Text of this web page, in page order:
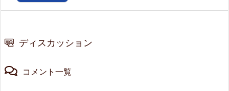
ディスカッション
コメント一覧